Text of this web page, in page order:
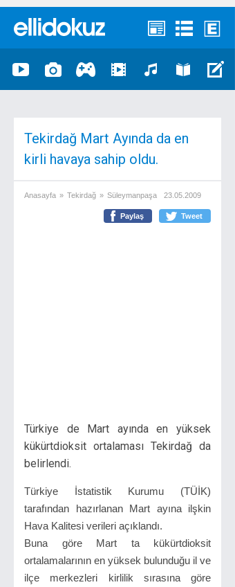
Tekirdağ Mart Ayında da en
kirli havaya sahip oldu.
Anasayfa » Tekirdağ » Süleymanpaşa 23.05.2009
Paylaş Tweet
Türkiye de Mart ayında en yüksek
kükürtdioksit ortalaması Tekirdağ da
belirlendi.
Türkiye İstatistik Kurumu (TÜİK)
tarafından hazırlanan Mart ayına ilşkin
Hava Kalitesi verileri açıklandı.
Buna göre Mart ta kükürtdioksit
ortalamalarının en yüksek bulunduğu il ve
ilçe merkezleri kirlilik sırasına göre